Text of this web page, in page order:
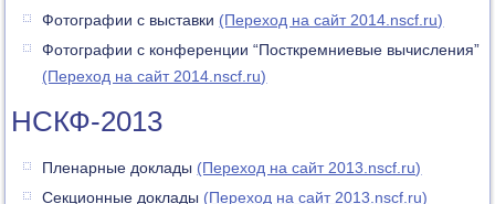
Фотографии с выставки (Переход на сайт 2014.nscf.ru)
Фотографии с конференции “Посткремниевые вычисления”
(Переход на сайт 2014.nscf.ru)
НСКФ-2013
Пленарные доклады (Переход на сайт 2013.nscf.ru)
Секционные доклады (Переход на сайт 2013.nscf.ru)